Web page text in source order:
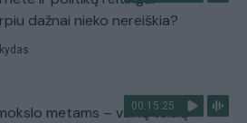
dažnai nieko nereiškia?
00:15:25
metams – vaikų teisių